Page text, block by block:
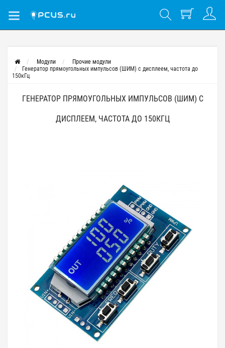
Модули
Прочие модули
Генератор прямоугольных импульсов (ШИМ) с дисплеем, частота до
150кГц
ГЕНЕРАТОР ПРЯМОУГОЛЬНЫХ ИМПУЛЬСОВ (ШИМ) С
ДИСПЛЕЕМ, ЧАСТОТА ДО 150КГЦ